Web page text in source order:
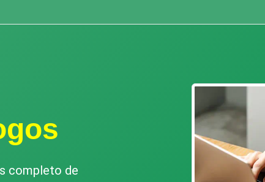
completo de